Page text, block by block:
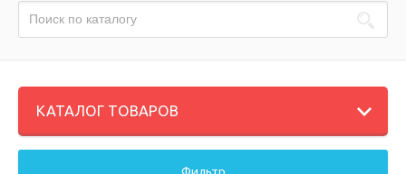
КАТАЛОГ ТОВАРОВ